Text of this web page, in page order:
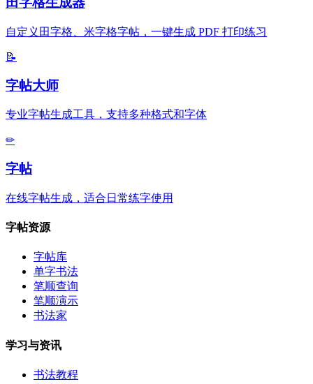
自定义田字格、米字格字帖，一键生成 PDF 打印练习
📝
字帖大师
专业字帖生成工具，支持多种格式和字体
✏
字帖
在线字帖生成，适合日常练字使用
字帖资源
字帖库
单字书法
笔顺查询
笔顺演示
书法家
学习与资讯
书法教程